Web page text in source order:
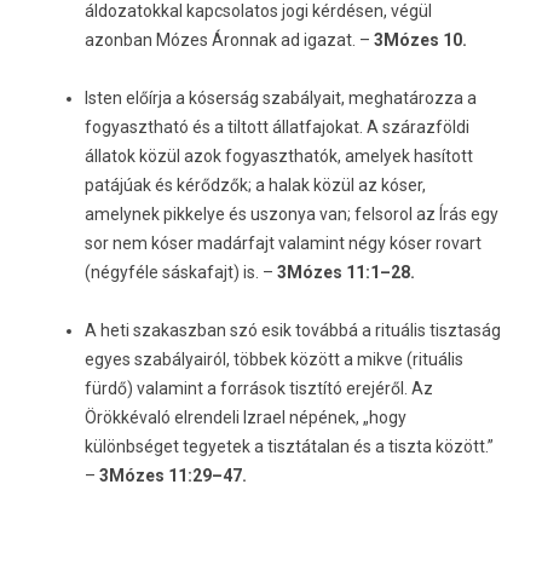
áldozatokkal kapcsolatos jogi kérdésen, végül
azonban Mózes Áronnak ad igazat. – 3Mózes 10.
Isten előírja a kóserság szabályait, meghatározza a
fogyasztható és a tiltott állatfajokat. A szárazföldi
állatok közül azok fogyaszthatók, amelyek hasított
patájúak és kérődzők; a halak közül az kóser,
amelynek pikkelye és uszonya van; felsorol az Írás egy
sor nem kóser madárfajt valamint négy kóser rovart
(négyféle sáskafajt) is. – 3Mózes 11:1–28.
A heti szakaszban szó esik továbbá a rituális tisztaság
egyes szabályairól, többek között a mikve (rituális
fürdő) valamint a források tisztító erejéről. Az
Örökkévaló elrendeli Izrael népének, „hogy
különbséget tegyetek a tisztátalan és a tiszta között.”
– 3Mózes 11:29–47.